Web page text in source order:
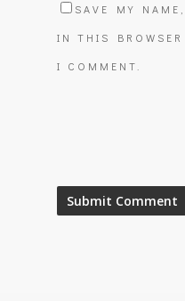
SAVE MY
IN THIS
I COMMENT.